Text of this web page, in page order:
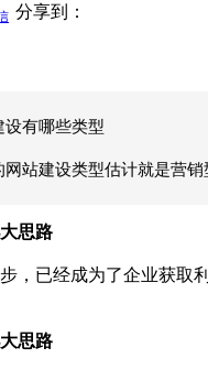
分享到：
设有哪些类型
站建设类型估计就是营
思路
，已经成为了企业获取
思路